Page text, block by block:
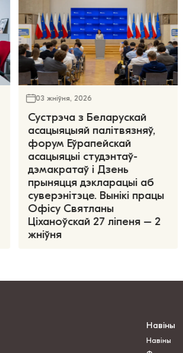
03 жніўня, 2026
Сустрэча з Беларускай
асацыяцыяй палітвязняў,
форум Еўрапейскай
асацыяцыі студэнтаў-
дэмакратаў і Дзень
прыняцця дэкларацыі аб
суверэнітэце. Вынікі працы
Офісу Святланы
Ціханоўскай 27 ліпеня – 2
жніўня
Навіны
Навіны